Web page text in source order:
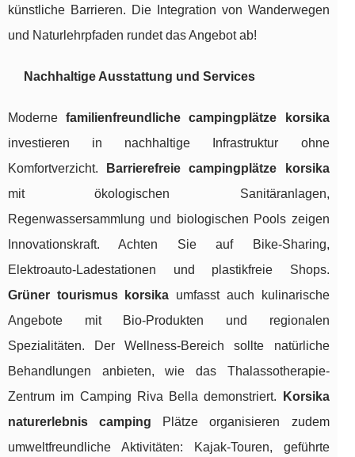
künstliche Barrieren. Die Integration von Wanderwegen
und Naturlehrpfaden rundet das Angebot ab!
Nachhaltige Ausstattung und Services
Modernefamilienfreundliche campingplätze korsika
investieren in nachhaltige Infrastruktur ohne
Komfortverzicht.
Barrierefreie campingplätze korsika
mit ökologischen Sanitäranlagen,
Regenwassersammlung und biologischen Pools zeigen
Innovationskraft. Achten Sie auf Bike-Sharing,
Elektroauto-Ladestationen und plastikfreie Shops.
Grüner tourismus korsika umfasst auch kulinarische
Angebote mit Bio-Produkten und regionalen
Spezialitäten. Der Wellness-Bereich sollte natürliche
Behandlungen anbieten, wie das Thalassotherapie-
Zentrum im Camping Riva Bella demonstriert.
Korsika
naturerlebnis camping Plätze organisieren zudem
umweltfreundliche Aktivitäten: Kajak-Touren, geführte